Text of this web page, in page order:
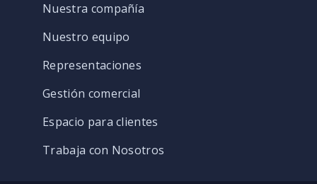
Nuestra compañía
Nuestro equipo
Representaciones
Gestión comercial
Espacio para clientes
Trabaja con Nosotros